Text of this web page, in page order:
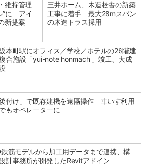
維持管理
”に アイ
新提案
三井ホーム、木造校舎の新築
工事に着手 最大28mスパン
の木造トラス採用
本町駅にオフィス／学校／ホテルの26階建
合施設「yui-note honmachi」竣工、大成
後付け」で既存建機を遠隔操作 車いす利用
もオペレーターに
鉄筋モデルから加工用データまで連携、構
計事務所が開発したRevitアドイン